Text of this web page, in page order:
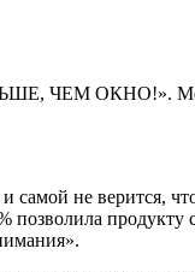
ЧЕМ ОКНО!».
не верится,
позволила